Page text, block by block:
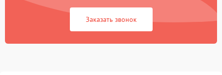
Повреждение системы
защиты от перегрузок
1500 ₽
автоматического
1500 ₽ Подробнее →
Заказать звонок